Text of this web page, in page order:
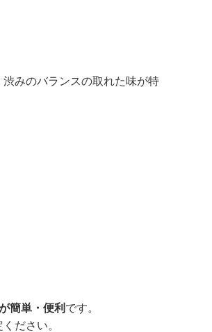
みのバランスの取れた味が特
簡単・便利 です。
ださい。